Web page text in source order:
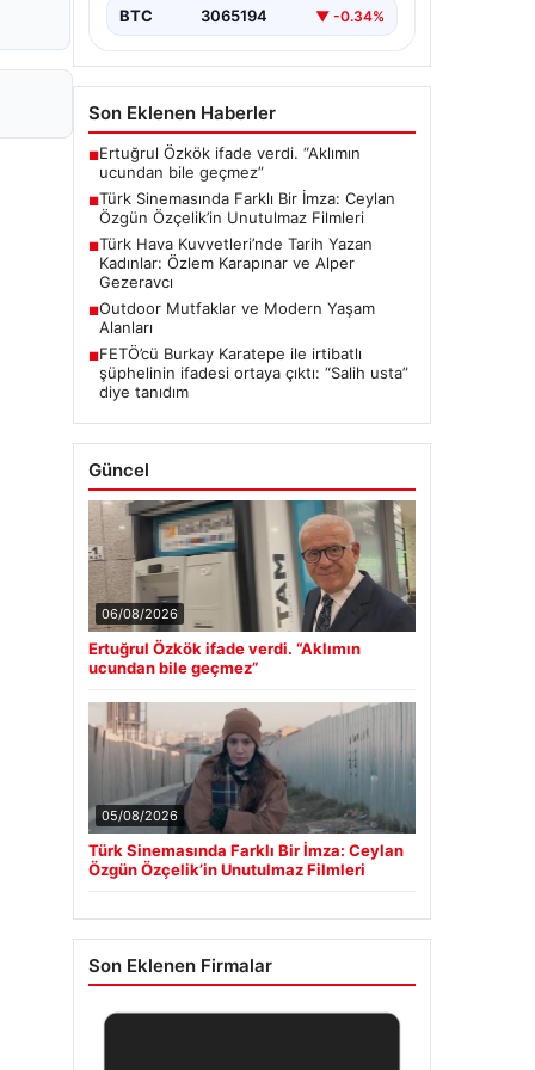
BTC 3065194 ▼ -0.34%
Son Eklenen Haberler
■Ertuğrul Özkök ifade verdi. “Aklımın
ucundan bile geçmez”
■Türk Sinemasında Farklı Bir İmza: Ceylan
Özgün Özçelik’in Unutulmaz Filmleri
■Türk Hava Kuvvetleri’nde Tarih Yazan
Kadınlar: Özlem Karapınar ve Alper
Gezeravcı
■Outdoor Mutfaklar ve Modern Yaşam
Alanları
■FETÖ’cü Burkay Karatepe ile irtibatlı
şüphelinin ifadesi ortaya çıktı: “Salih usta”
diye tanıdım
Güncel
06/08/2026
Ertuğrul Özkök ifade verdi. “Aklımın
ucundan bile geçmez”
05/08/2026
Türk Sinemasında Farklı Bir İmza: Ceylan
Özgün Özçelik’in Unutulmaz Filmleri
Son Eklenen Firmalar